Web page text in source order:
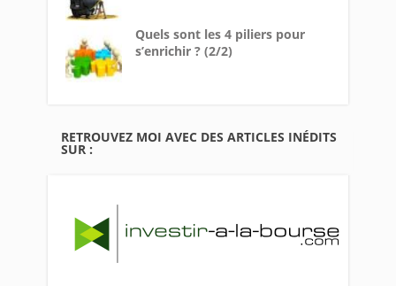
Quels sont les 4 piliers pour
s’enrichir ? (2/2)
RETROUVEZ MOI AVEC DES ARTICLES INÉDITS
SUR :